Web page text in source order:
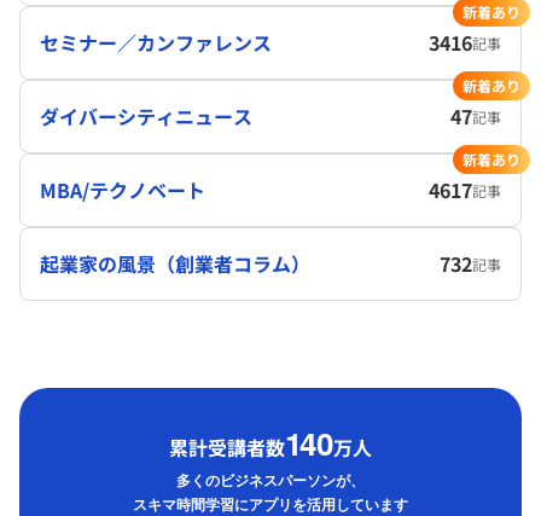
セミナー／カンファレンス 3416記事
新着あり
ダイバーシティニュース 47記事
新着あり
MBA/テクノベート 4617記事
新着あり
起業家の風景（創業者コラム） 732記事
累計受講者数140万人
多くのビジネスパーソンが、
スキマ時間学習にアプリを活用しています